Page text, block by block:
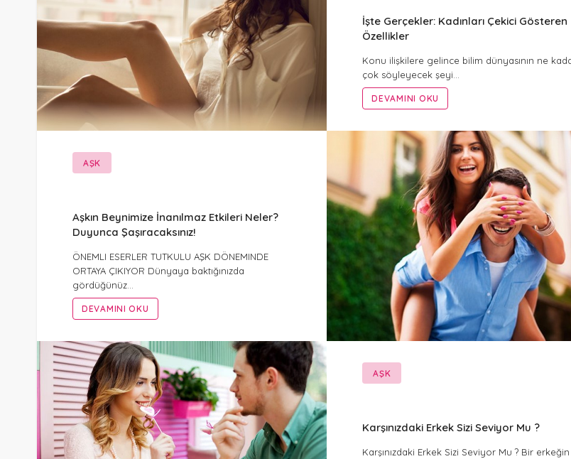
İşte Gerçekler: Kadınları Çekici Gösteren
Özellikler
Konu ilişkilere gelince bilim dünyasının ne
çok söyleyecek şeyi…
DEVAMINI OKU
AŞK
Aşkın Beynimize İnanılmaz Etkileri Neler?
Duyunca Şaşıracaksınız!
ÖNEMLI ESERLER TUTKULU AŞK DÖNEMINDE
ORTAYA ÇIKIYOR Dünyaya baktığınızda
gördüğünüz…
DEVAMINI OKU
AŞK
Karşınızdaki Erkek Sizi Seviyor Mu ?
Karşınızdaki Erkek Sizi Seviyor Mu ? Bir erkeğin